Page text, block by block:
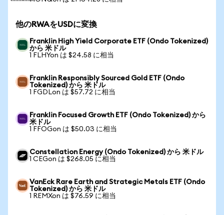
他のRWAをUSDに変換
Franklin High Yield Corporate ETF (Ondo Tokenized)
から 米ドル
1 FLHYon は $24.58 に相当
Franklin Responsibly Sourced Gold ETF (Ondo
Tokenized) から 米ドル
1 FGDLon は $57.72 に相当
Franklin Focused Growth ETF (Ondo Tokenized) から
米ドル
1 FFOGon は $50.03 に相当
Constellation Energy (Ondo Tokenized) から 米ドル
1 CEGon は $268.05 に相当
VanEck Rare Earth and Strategic Metals ETF (Ondo
Tokenized) から 米ドル
1 REMXon は $76.59 に相当